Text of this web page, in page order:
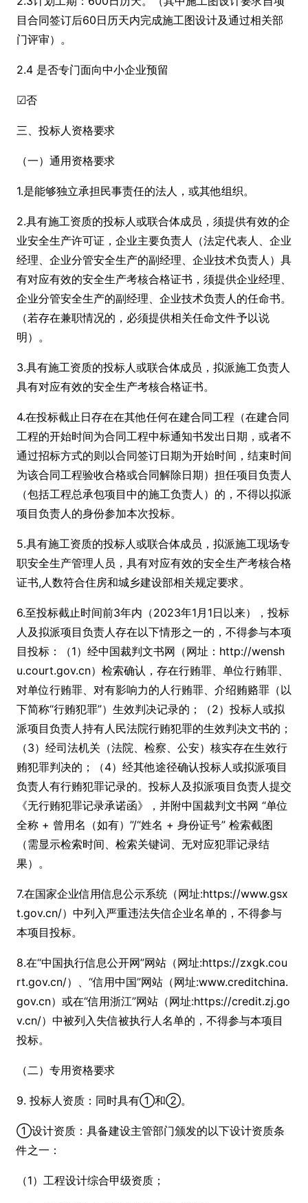
目合同签订后60日历天内完成施工图设计及通过相关部
门评审）。
2.4 是否专门面向中小企业预留
☑否
三、投标人资格要求
（一）通用资格要求
1.是能够独立承担民事责任的法人，或其他组织。
2.具有施工资质的投标人或联合体成员，须提供有效的企
业安全生产许可证，企业主要负责人（法定代表人、企业
经理、企业分管安全生产的副经理、企业技术负责人）具
有对应有效的安全生产考核合格证书，须提供企业经理、
企业分管安全生产的副经理、企业技术负责人的任命书。
（若存在兼职情况的，必须提供相关任命文件予以说
明）。
3.具有施工资质的投标人或联合体成员，拟派施工负责人
具有对应有效的安全生产考核合格证书。
4.在投标截止日存在在其他任何在建合同工程（在建合同
工程的开始时间为合同工程中标通知书发出日期，或者不
通过招标方式的则以合同签订日期为开始时间，结束时间
为该合同工程验收合格或合同解除日期）担任项目负责人
（包括工程总承包项目中的施工负责人）的，不得以拟派
项目负责人的身份参加本次投标。
5.具有施工资质的投标人或联合体成员，拟派施工现场专
职安全生产管理人员，具有对应有效的安全生产考核合格
证书,人数符合住房和城乡建设部相关规定要求。
6.至投标截止时间前3年内（2023年1月1日以来），投标
人及拟派项目负责人存在以下情形之一的，不得参与本项
目投标：（1）经中国裁判文书网（网址：http://wensh
u.court.gov.cn）检索确认，存在行贿罪、单位行贿罪、
对单位行贿罪、对有影响力的人行贿罪、介绍贿赂罪（以
下简称“行贿犯罪”）生效判决记录的；（2）投标人或拟
派项目负责人持有人民法院行贿犯罪的生效判决文书的；
（3）经司法机关（法院、检察、公安）核实存在生效行
贿犯罪判决的；（4）经其他途径确认投标人或拟派项目
负责人有行贿犯罪记录的。投标人及拟派项目负责人提交
《无行贿犯罪记录承诺函》，并附中国裁判文书网 “单位
全称 + 曾用名（如有）”/“姓名 + 身份证号” 检索截图
（需显示检索时间、检索关键词、无对应犯罪记录结
果）。
7.在国家企业信用信息公示系统（网址:https://www.gsx
t.gov.cn/）中列入严重违法失信企业名单的，不得参与
本项目投标。
8.在“中国执行信息公开网”网站（网址:https://zxgk.cou
rt.gov.cn/）、“信用中国”网站（网址:www.creditchina.
gov.cn）或在“信用浙江”网站（网址:https://credit.zj.go
v.cn/）中被列入失信被执行人名单的，不得参与本项目
投标。
（二）专用资格要求
9. 投标人资质：同时具有①和②。
①设计资质：具备建设主管部门颁发的以下设计资质条
件之一：
（1）工程设计综合甲级资质；